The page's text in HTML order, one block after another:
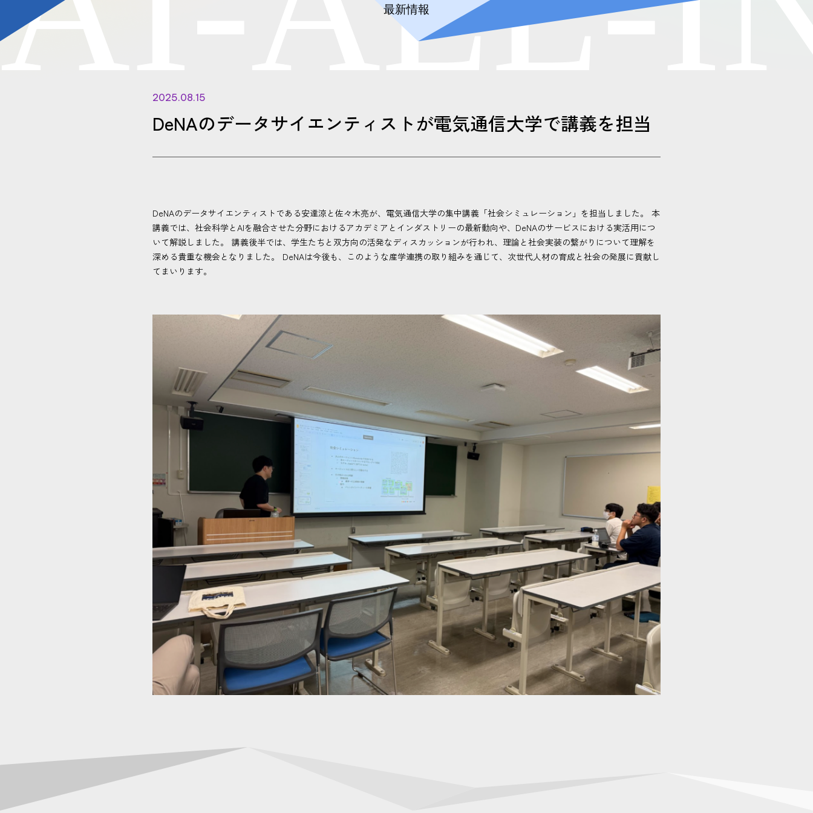
最新情報
2025.08.15
DeNAのデータサイエンティストが電気通信大学で講義を担当
DeNAのデータサイエンティストである安達涼と佐々木亮が、電気通信大学の集中講義「社会シミュレーション」を担当しました。 本
講義では、社会科学とAIを融合させた分野におけるアカデミアとインダストリーの最新動向や、DeNAのサービスにおける実活用につ
いて解説しました。 講義後半では、学生たちと双方向の活発なディスカッションが行われ、理論と社会実装の繋がりについて理解を
深める貴重な機会となりました。 DeNAは今後も、このような産学連携の取り組みを通じて、次世代人材の育成と社会の発展に貢献し
てまいります。